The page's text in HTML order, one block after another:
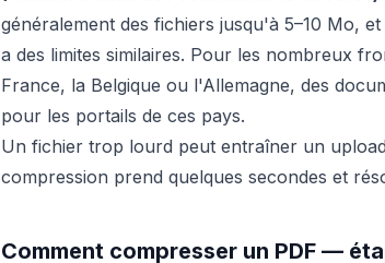
généralement des fichiers jusqu'à 5–10 Mo, et
a des limites similaires. Pour les nombreux
France, la Belgique ou l'Allemagne, des
pour les portails de ces pays.
Un fichier trop lourd peut entraîner un
compression prend quelques secondes et
Comment compresser un PDF —